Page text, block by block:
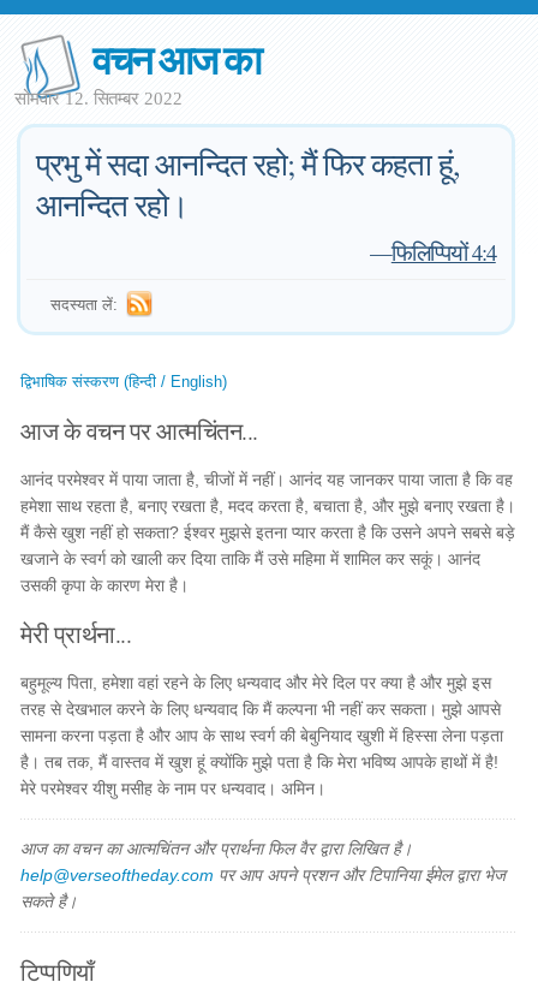
वचन आज का
सोमवार 12. सितम्बर 2022
प्रभु में सदा आनन्दित रहो; मैं फिर कहता हूं,
आनन्दित रहो।
—फिलिप्पियों 4:4
सदस्यता लें:
द्विभाषिक संस्करण (हिन्दी / English)
आज के वचन पर आत्मचिंतन...
आनंद परमेश्वर में पाया जाता है, चीजों में नहीं। आनंद यह जानकर पाया जाता है कि वह
हमेशा साथ रहता है, बनाए रखता है, मदद करता है, बचाता है, और मुझे बनाए रखता है।
मैं कैसे खुश नहीं हो सकता? ईश्वर मुझसे इतना प्यार करता है कि उसने अपने सबसे बड़े
खजाने के स्वर्ग को खाली कर दिया ताकि मैं उसे महिमा में शामिल कर सकूं। आनंद
उसकी कृपा के कारण मेरा है।
मेरी प्रार्थना...
बहुमूल्य पिता, हमेशा वहां रहने के लिए धन्यवाद और मेरे दिल पर क्या है और मुझे इस
तरह से देखभाल करने के लिए धन्यवाद कि मैं कल्पना भी नहीं कर सकता। मुझे आपसे
सामना करना पड़ता है और आप के साथ स्वर्ग की बेबुनियाद खुशी में हिस्सा लेना पड़ता
है। तब तक, मैं वास्तव में खुश हूं क्योंकि मुझे पता है कि मेरा भविष्य आपके हाथों में है!
मेरे परमेश्वर यीशु मसीह के नाम पर धन्यवाद। अमिन।
आज का वचन का आत्मचिंतन और प्रार्थना फिल वैर द्वारा लिखित है।
help@verseoftheday.com पर आप अपने प्रशन और टिपानिया ईमेल द्वारा भेज
सकते है।
टिप्पणियाँ